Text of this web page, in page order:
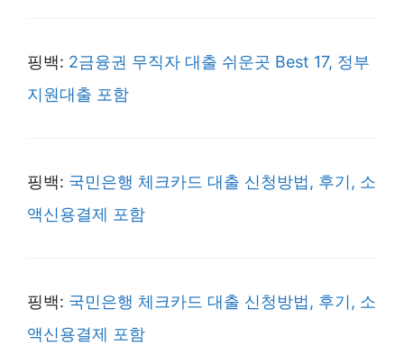
핑백: 2금융권 무직자 대출 쉬운곳 Best 17, 정부
지원대출 포함
핑백: 국민은행 체크카드 대출 신청방법, 후기, 소
액신용결제 포함
핑백: 국민은행 체크카드 대출 신청방법, 후기, 소
액신용결제 포함